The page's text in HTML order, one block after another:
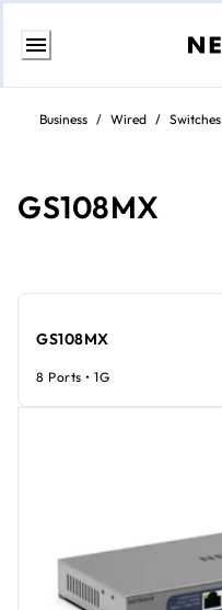
Aller
contenuBusiness / Wired / Switches
GS108MX
GS108MX
8 Ports • 1G